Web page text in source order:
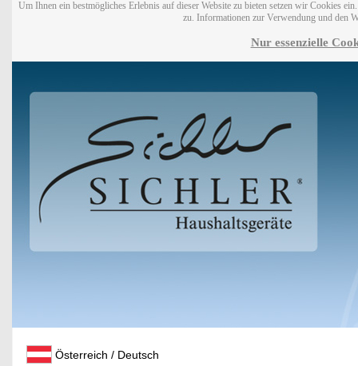
Um Ihnen ein bestmögliches Erlebnis auf dieser Website zu bieten setzen wir Cookies
zu. Informationen zur Verwendung und den
Nur essenzielle
Österreich / Deutsch